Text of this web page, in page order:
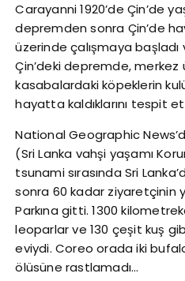
Carayanni 1920’de Çin’de
depremden sonra Çin’de
üzerinde çalışmaya başladı
Çin’deki depremde,
kasabalardaki köpeklerin
hayatta kaldıklarını tespit
National Geographic
(Sri Lanka vahşi yaşamı
tsunami sırasında Sri
sonra 60 kadar ziyaretçinin
Parkına gitti. 1300
leoparlar ve 130 çeşit kuş
eviydi. Coreo orada iki
ölüsüne rastlamadı…